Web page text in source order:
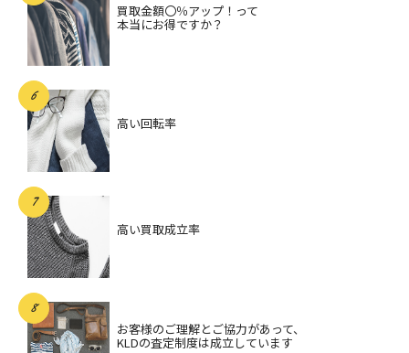
買取金額〇％アップ！って
本当にお得ですか？
高い回転率
高い買取成立率
お客様のご理解とご協力があって、
KLDの査定制度は成立しています